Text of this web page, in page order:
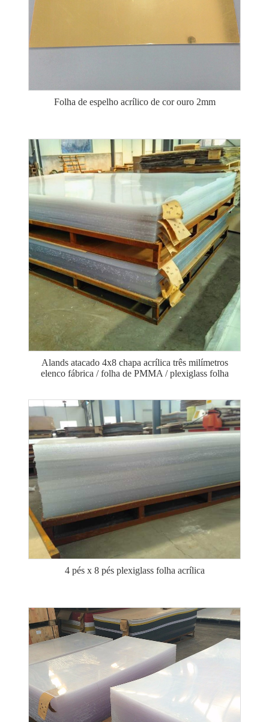
Folha de espelho acrílico de cor ouro 2mm
Alands atacado 4x8 chapa acrílica três milímetros
elenco fábrica / folha de PMMA / plexiglass folha
4 pés x 8 pés plexiglass folha acrílica